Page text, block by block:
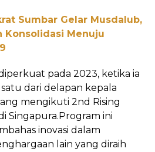
Sumbar Gelar Musdalub,
Konsolidasi Menuju
pada 2023, ketika ia
dari delapan kepala
mengikuti 2nd Rising
Singapura.Program ini
inovasi dalam
lain yang diraih